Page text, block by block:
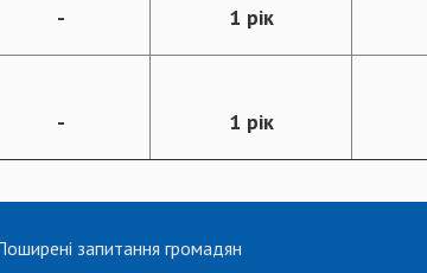
- 1 рік
- 1 рік
запитання громадян